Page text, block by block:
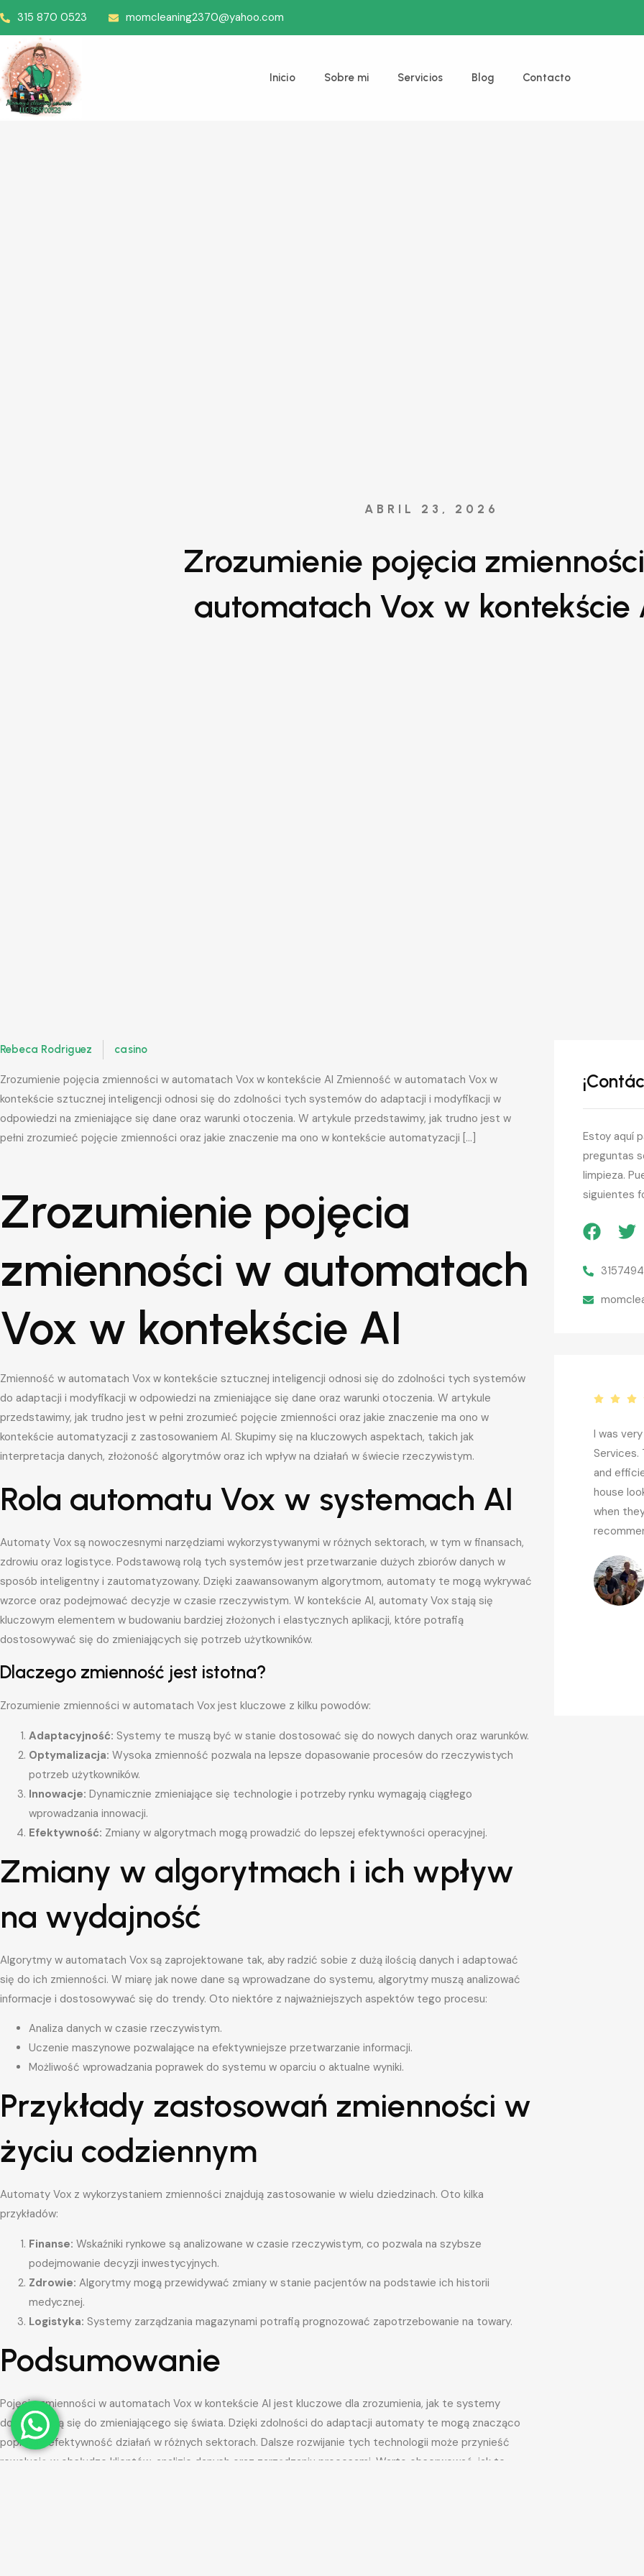
315 870 0523 momcleaning2370@yahoo.com
Inicio Sobre mi Servicios Blog Contacto
ABRIL 23, 2026
Zrozumienie pojęcia
automatach Vox w kontekście
Rebeca Rodriguez casino
Zrozumienie pojęcia zmienności w automatach Vox w kontekście AI Zmienność w automatach Vox w
kontekście sztucznej inteligencji odnosi się do zdolności tych systemów do adaptacji i modyfikacji w
odpowiedzi na zmieniające się dane oraz warunki otoczenia. W artykule przedstawimy, jak trudno jest w
pełni zrozumieć pojęcie zmienności oraz jakie znaczenie ma ono w kontekście automatyzacji […]
Zrozumienie pojęcia
zmienności w automatach
Vox w kontekście AI
Zmienność w automatach Vox w kontekście sztucznej inteligencji odnosi się do zdolności tych systemów
do adaptacji i modyfikacji w odpowiedzi na zmieniające się dane oraz warunki otoczenia. W artykule
przedstawimy, jak trudno jest w pełni zrozumieć pojęcie zmienności oraz jakie znaczenie ma ono w
kontekście automatyzacji z zastosowaniem AI. Skupimy się na kluczowych aspektach, takich jak
interpretacja danych, złożoność algorytmów oraz ich wpływ na działań w świecie rzeczywistym.
Rola automatu Vox w systemach AI
Automaty Vox są nowoczesnymi narzędziami wykorzystywanymi w różnych sektorach, w tym w finansach,
zdrowiu oraz logistyce. Podstawową rolą tych systemów jest przetwarzanie dużych zbiorów danych w
sposób inteligentny i zautomatyzowany. Dzięki zaawansowanym algorytmom, automaty te mogą wykrywać
wzorce oraz podejmować decyzje w czasie rzeczywistym. W kontekście AI, automaty Vox stają się
kluczowym elementem w budowaniu bardziej złożonych i elastycznych aplikacji, które potrafią
dostosowywać się do zmieniających się potrzeb użytkowników.
Dlaczego zmienność jest istotna?
Zrozumienie zmienności w automatach Vox jest kluczowe z kilku powodów:
Adaptacyjność: Systemy te muszą być w stanie dostosować się do nowych danych oraz warunków.
Optymalizacja: Wysoka zmienność pozwala na lepsze dopasowanie procesów do rzeczywistych
potrzeb użytkowników.
Innowacje: Dynamicznie zmieniające się technologie i potrzeby rynku wymagają ciągłego
wprowadzania innowacji.
Efektywność: Zmiany w algorytmach mogą prowadzić do lepszej efektywności operacyjnej.
Zmiany w algorytmach i ich wpływ
na wydajność
Algorytmy w automatach Vox są zaprojektowane tak, aby radzić sobie z dużą ilością danych i adaptować
się do ich zmienności. W miarę jak nowe dane są wprowadzane do systemu, algorytmy muszą analizować
informacje i dostosowywać się do trendy. Oto niektóre z najważniejszych aspektów tego procesu:
Analiza danych w czasie rzeczywistym.
Uczenie maszynowe pozwalające na efektywniejsze przetwarzanie informacji.
Możliwość wprowadzania poprawek do systemu w oparciu o aktualne wyniki.
Przykłady zastosowań zmienności w
życiu codziennym
Automaty Vox z wykorzystaniem zmienności znajdują zastosowanie w wielu dziedzinach. Oto kilka
przykładów:
Finanse: Wskaźniki rynkowe są analizowane w czasie rzeczywistym, co pozwala na szybsze
podejmowanie decyzji inwestycyjnych.
Zdrowie: Algorytmy mogą przewidywać zmiany w stanie pacjentów na podstawie ich historii
medycznej.
Logistyka: Systemy zarządzania magazynami potrafią prognozować zapotrzebowanie na towary.
Podsumowanie
Pojęcie zmienności w automatach Vox w kontekście AI jest kluczowe dla zrozumienia, jak te systemy
dostosowują się do zmieniającego się świata. Dzięki zdolności do adaptacji automaty te mogą znacząco
poprawić efektywność działań w różnych sektorach. Dalsze rozwijanie tych technologii może przynieść
rewolucję w obsłudze klientów, analizie danych oraz zarządzaniu procesami. Warto obserwować, jak te
Estoy aquí
preguntas
limpieza.
siguientes
Rebeca has been terrific. She is
super communicative and totally
cleaning the house. I can't
recommend her highly enough.
Danielle M.
I was
Services.
and
house
when